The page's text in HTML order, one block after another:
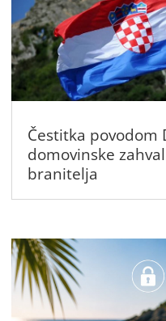
Čestitka povodom
domovinske
branitelja